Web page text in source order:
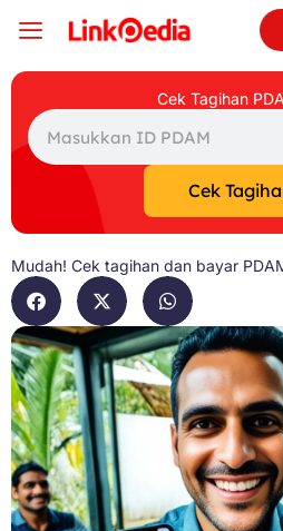
Cek Tagihan
Search
Cek
Mudah! Cek tagihan dan bayar